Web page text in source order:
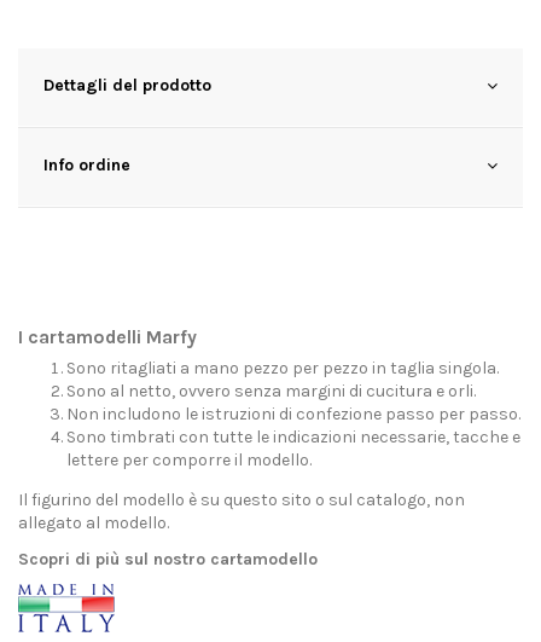
Dettagli del prodotto
Info ordine
I cartamodelli Marfy
Sono ritagliati a mano pezzo per pezzo in taglia singola.
Sono al netto, ovvero senza margini di cucitura e orli.
Non includono le istruzioni di confezione passo per passo.
Sono timbrati con tutte le indicazioni necessarie, tacche e
lettere per comporre il modello.
Il figurino del modello è su questo sito o sul catalogo, non
allegato al modello.
Scopri di più sul nostro cartamodello